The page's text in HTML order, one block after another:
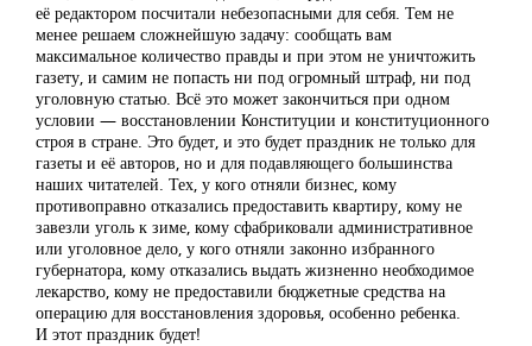
её редактором посчитали небезопасными для себя. Тем не
менее решаем сложнейшую задачу: сообщать вам
максимальное количество правды и при этом не уничтожить
газету, и самим не попасть ни под огромный штраф, ни под
уголовную статью. Всё это может закончиться при одном
условии — восстановлении Конституции и конституционного
строя в стране. Это будет, и это будет праздник не только для
газеты и её авторов, но и для подавляющего большинства
наших читателей. Тех, у кого отняли бизнес, кому
противоправно отказались предоставить квартиру, кому не
завезли уголь к зиме, кому сфабриковали административное
или уголовное дело, у кого отняли законно избранного
губернатора, кому отказались выдать жизненно необходимое
лекарство, кому не предоставили бюджетные средства на
операцию для восстановления здоровья, особенно ребенка.
И этот праздник будет!